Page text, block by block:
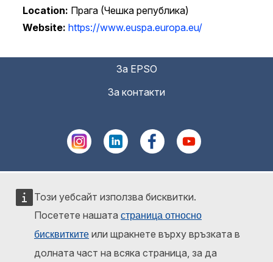
Този уебсайт използва бисквитки.
Посетете нашата страница относно
бисквитките или щракнете върху връзката в
долната част на всяка страница, за да
Location Прага (Чешка република)
Website https://www.euspa.europa.eu/
За EPSO
За контакти